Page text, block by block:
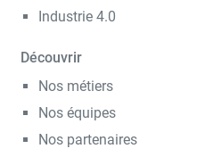
Industrie 4.0
Découvrir
Nos métiers
Nos équipes
Nos partenaires